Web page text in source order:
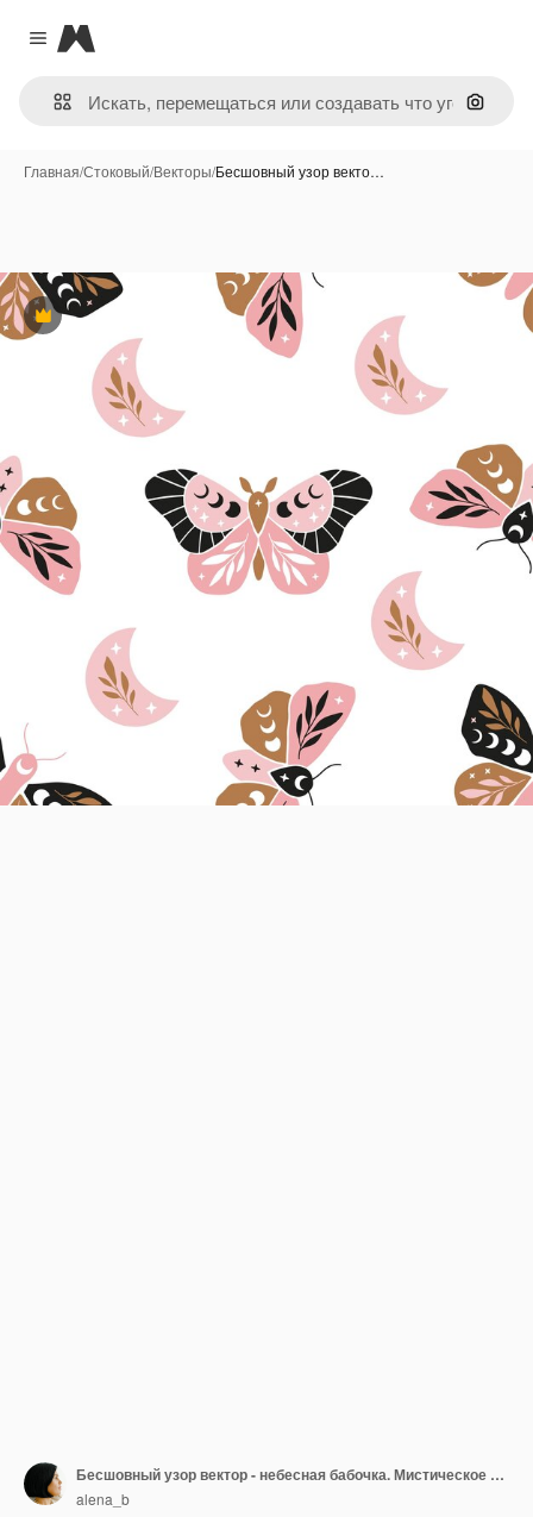
Close menu
Magnific
Поиск
Главная/Стоковый/Векторы/Бесшовный узор векто…
Премиум
Бесшовный узор вектор - небесная бабочка. Мистическое насекомое луна-моль, цветочная луна на белом фоне. Дизайн для волшебного принта, ткани, обоев, текстиля, волшебного декора.
alena_b